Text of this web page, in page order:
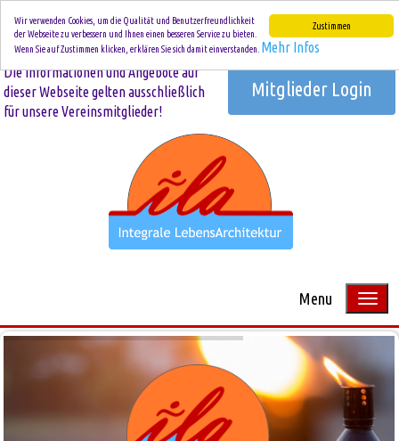
Zustimmen
Wir verwenden Cookies, um die Qualität und Benutzerfreundlichkeit
der Webseite zu verbessern und Ihnen einen besseren Service zu bieten.
Wenn Sie auf Zustimmen klicken, erklären Sie sich damit einverstanden. Mehr Infos
Mitglieder Login
Die Informationen und Angebote auf
dieser Webseite gelten ausschließlich
für unsere Vereinsmitglieder!
Menu